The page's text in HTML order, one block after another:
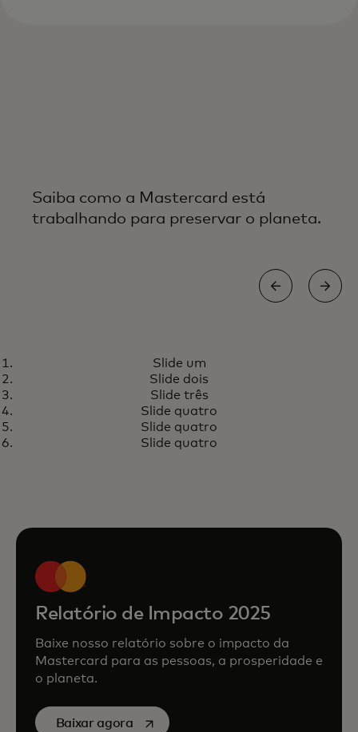
Saiba como a Mastercard está
trabalhando para preservar o planeta.
Construindo hoje para um
amanhã mais resiliente
Slide um
Slide dois
Slide três
Slide quatro
Slide quatro
Slide quatro
Relatório de Impacto 2025
Baixe nosso relatório sobre o impacto da
Mastercard para as pessoas, a prosperidade e
o planeta.
Baixar agoraabre em uma nova guia